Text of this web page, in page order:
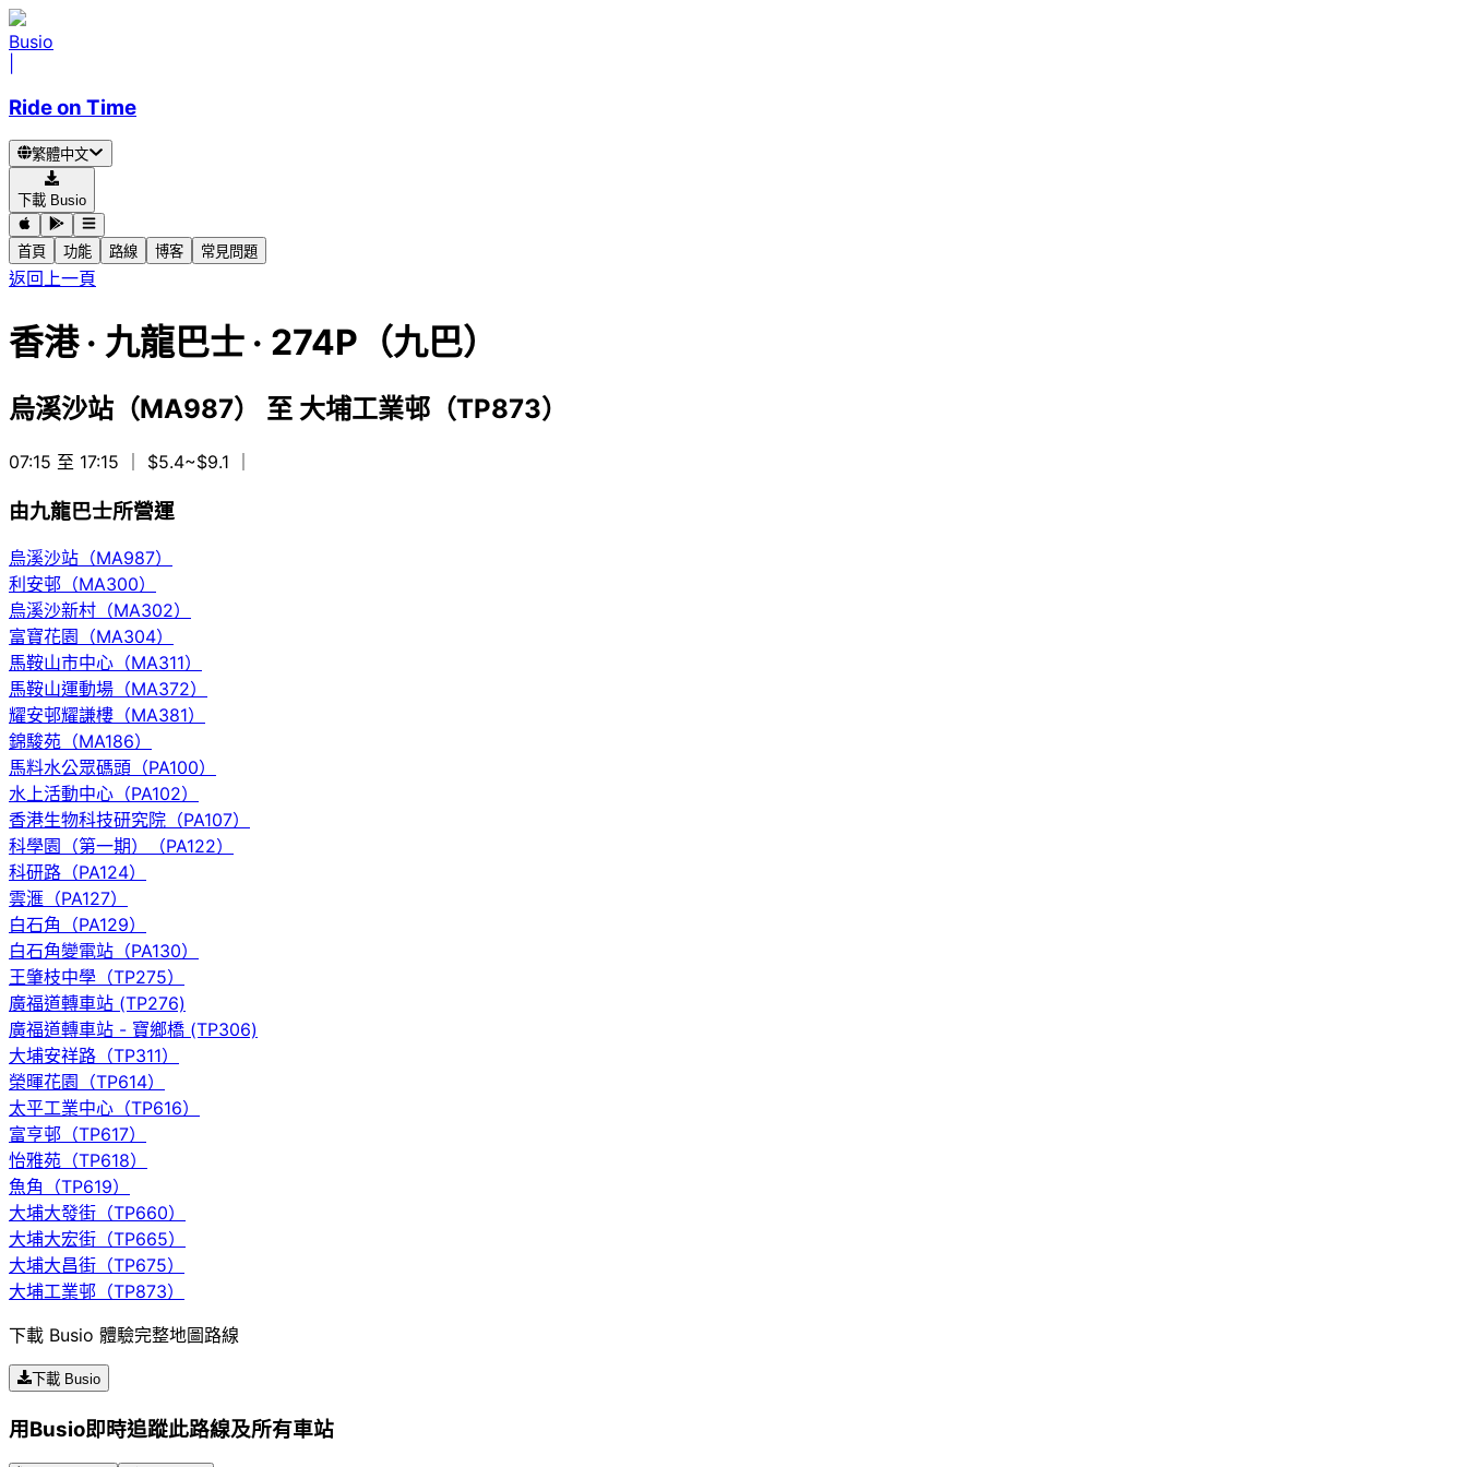
Busio
Ride on Time
繁體中文
下載 Busio
首頁 功能 路線 博客 常見問題
返回上一頁
香港· 九龍巴士 · 274P（九巴）
烏溪沙站（MA987） 至 大埔工業邨（TP873）
07:15 至 17:15 ｜ $5.4~$9.1
由九龍巴士所營運
烏溪沙站（MA987）
利安邨（MA300）
烏溪沙新村（MA302）
富寶花園（MA304）
馬鞍山市中心（MA311）
馬鞍山運動場（MA372）
耀安邨耀謙樓（MA381）
錦駿苑（MA186）
馬料水公眾碼頭（PA100）
水上活動中心（PA102）
香港生物科技研究院（PA107）
科學園（第一期）（PA122）
科研路（PA124）
雲滙（PA127）
白石角（PA129）
白石角變電站（PA130）
王肇枝中學（TP275）
廣福道轉車站 (TP276)
廣福道轉車站 - 寶鄉橋 (TP306)
大埔安祥路（TP311）
榮暉花園（TP614）
太平工業中心（TP616）
富亨邨（TP617）
怡雅苑（TP618）
魚角（TP619）
大埔大發街（TP660）
大埔大宏街（TP665）
大埔大昌街（TP675）
大埔工業邨（TP873）
下載 Busio 體驗完整地圖路線
下載 Busio
用Busio即時追蹤此路線及所有車站